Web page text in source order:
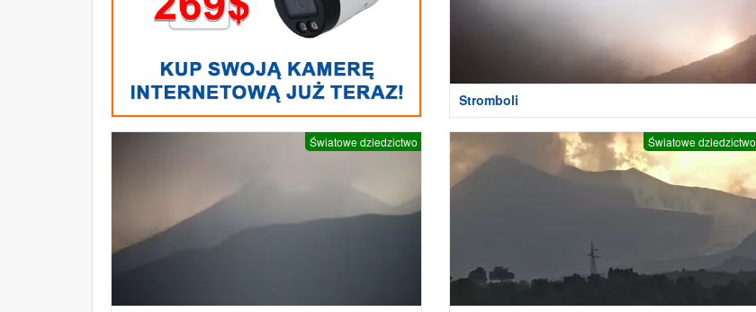
Stromboli
Światowe dziedzictwo Światowe dziedzictwo